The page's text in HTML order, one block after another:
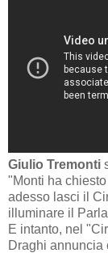
Giulio Tremonti
"Monti ha
adesso lasci il
illuminare il
E intanto, nel
Draghi annuncia